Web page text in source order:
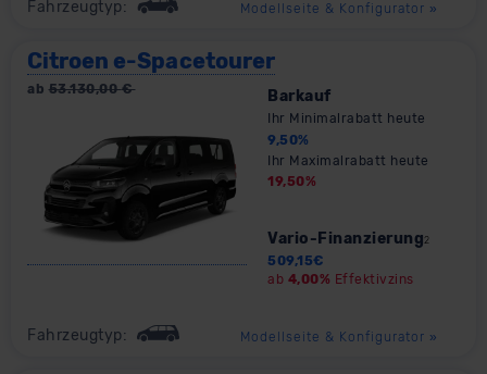
Fahrzeugtyp: Modellseite & Konfigurator »
Citroen e-Spacetourer
ab 53.130,00€ Barkauf
Ihr Minimalrabatt heute
9,50%
Ihr Maximalrabatt heute
19,50%
Vario-Finanzierung 2
509,15€
ab 4,00% Effektivzins
Fahrzeugtyp: Modellseite & Konfigurator »